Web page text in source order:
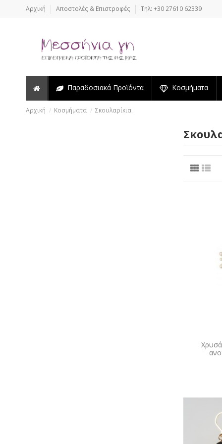
Αρχική Αποστολές & Επιστροφές Τηλ: +30 27610 62339
Παραδοσιακά Προϊόντα Κοσμήματα
Αρχική Κοσμήματα Σκουλαρίκια